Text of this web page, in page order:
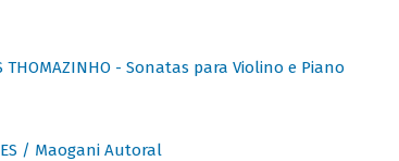
THOMAZINHO - Sonatas para Violino e Piano
/ Maogani Autoral